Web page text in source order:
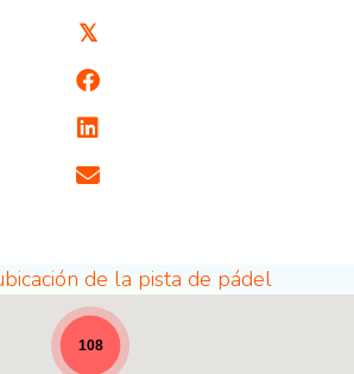
𝕏
de la pista de pádel
- a todo lo ancho para las
108